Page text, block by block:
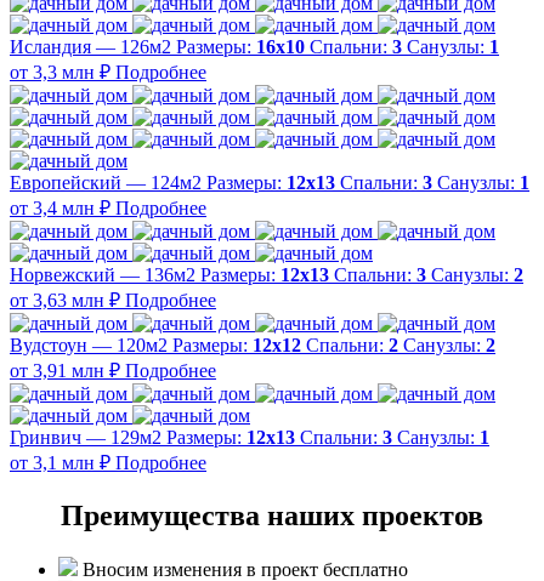
Исландия — 126м2 Размеры: 16х10 Спальни: 3 Санузлы: 1
от 3,3 млн ₽ Подробнее
Европейский — 124м2 Размеры: 12х13 Спальни: 3 Санузлы: 1
от 3,4 млн ₽ Подробнее
Норвежский — 136м2 Размеры: 12х13 Спальни: 3 Санузлы: 2
от 3,63 млн ₽ Подробнее
Вудстоун — 120м2 Размеры: 12х12 Спальни: 2 Санузлы: 2
от 3,91 млн ₽ Подробнее
Гринвич — 129м2 Размеры: 12х13 Спальни: 3 Санузлы: 1
от 3,1 млн ₽ Подробнее
Преимущества наших проектов
Вносим изменения в проект бесплатно